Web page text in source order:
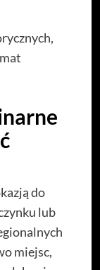
do
lub
miejsc,